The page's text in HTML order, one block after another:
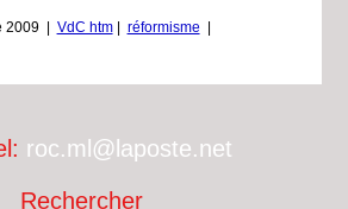
2009 VdC htm réformisme
roc.ml@laposte.net
Rechercher